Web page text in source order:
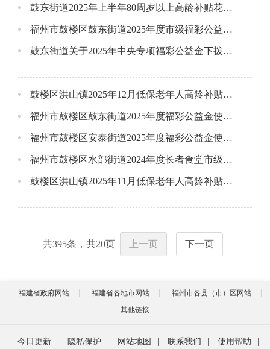
鼓东街道2025年上半年80周岁以上高龄补贴花名册
福州市鼓楼区鼓东街道2025年度市级福彩公益金下拨情况公示
鼓东街道关于2025年中央专项福彩公益金下拨情况公示
鼓楼区洪山镇2025年12月低保老年人高龄补贴发放花名册
福州市鼓楼区鼓东街道2025年度福彩公益金使用情况公告
福州市鼓楼区安泰街道2025年度福彩公益金使用情况公告
福州市鼓楼区水部街道2024年度长者食堂市级奖补资金使用情况公告
鼓楼区洪山镇2025年11月低保老年人高龄补贴发放花名册
共395条，共20页 上一页 下一页
福建省政府网站 福建省各地市网站
福州市各县（市）区网站
其他链接
今日更新 隐私保护 网站地图 联系我们 使用帮助